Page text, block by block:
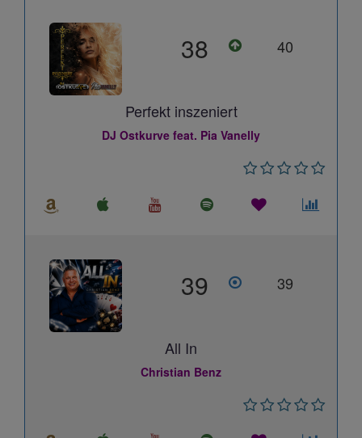
38 40
Perfekt inszeniert
DJ Ostkurve feat. Pia Vanelly
39 39
All In
Christian Benz